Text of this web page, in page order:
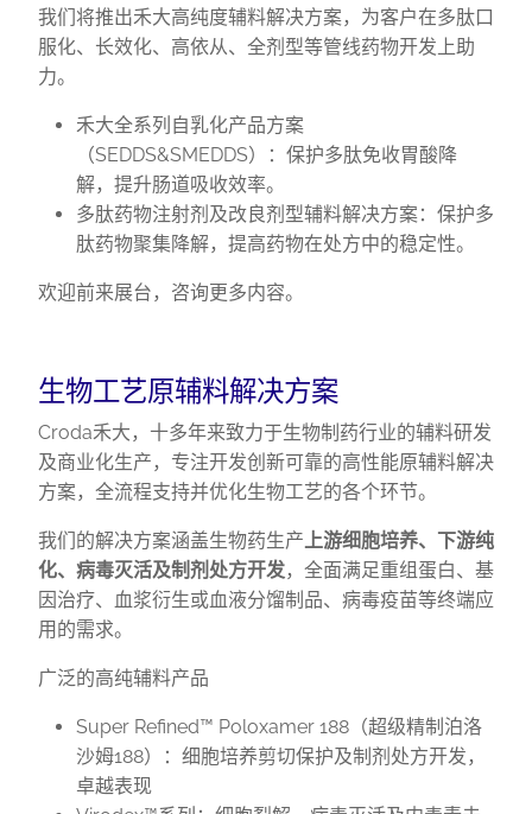
我们将推出禾大高纯度辅料解决方案，为客户在多肽口
服化、长效化、高依从、全剂型等管线药物开发上助
力。
禾大全系列自乳化产品方案
（SEDDS&SMEDDS）：保护多肽免收胃酸降
解，提升肠道吸收效率。
多肽药物注射剂及改良剂型辅料解决方案：保护多
肽药物聚集降解，提高药物在处方中的稳定性。
欢迎前来展台，咨询更多内容。
生物工艺原辅料解决方案
Croda禾大，十多年来致力于生物制药行业的辅料研发
及商业化生产，专注开发创新可靠的高性能原辅料解决
方案，全流程支持并优化生物工艺的各个环节。
我们的解决方案涵盖生物药生产上游细胞培养、下游纯
化、病毒灭活及制剂处方开发，全面满足重组蛋白、基
因治疗、血浆衍生或血液分馏制品、病毒疫苗等终端应
用的需求。
广泛的高纯辅料产品
Super Refined™ Poloxamer 188（超级精制泊洛
沙姆188）：细胞培养剪切保护及制剂处方开发，
卓越表现